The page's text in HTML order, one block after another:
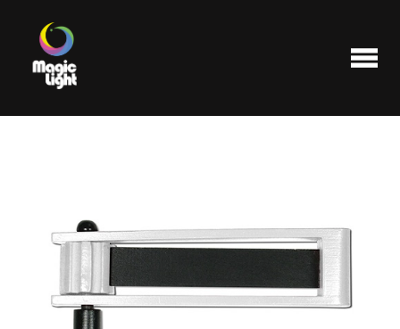
Les plus populaires
Liquidations